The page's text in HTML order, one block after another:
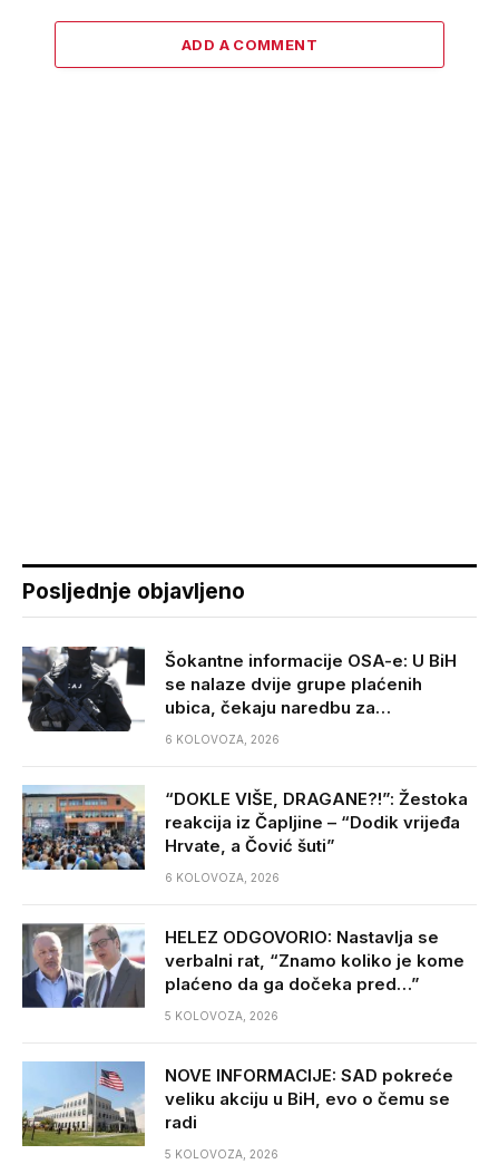
ADD A COMMENT
Posljednje objavljeno
Šokantne informacije OSA-e: U BiH
se nalaze dvije grupe plaćenih
ubica, čekaju naredbu za…
6 KOLOVOZA, 2026
“DOKLE VIŠE, DRAGANE?!”: Žestoka
reakcija iz Čapljine – “Dodik vrijeđa
Hrvate, a Čović šuti”
6 KOLOVOZA, 2026
HELEZ ODGOVORIO: Nastavlja se
verbalni rat, “Znamo koliko je kome
plaćeno da ga dočeka pred…”
5 KOLOVOZA, 2026
NOVE INFORMACIJE: SAD pokreće
veliku akciju u BiH, evo o čemu se
radi
5 KOLOVOZA, 2026